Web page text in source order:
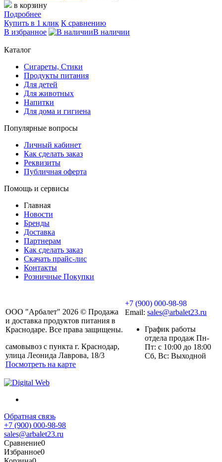
в корзину
Подробнее
Купить в 1 клик К сравнению
В избранное
В наличии
Каталог
Сигареты, Стики
Продукты питания
Для детей
Для животных
Напитки
Для дома и гигиена
Популярные вопросы
Личный кабинет
Как сделать заказ
Реквизиты
Публичная оферта
Помощь и сервисы
Главная
Новости
Бренды
Доставка
Партнерам
Как сделать заказ
Скачать прайс-лис
Контакты
Розничные Покупки
ООО "Арбалет" 2026 © Продажа
и доставка продуктов питания в
Краснодаре. Все права защищены.
самовывоз с пункта г. Краснодар,
улица Леонида Лаврова, 18/3
Посмотреть на карте
+7 (900) 000-98-98
Email: sales@arbalet23.ru
График работы
отдела продаж Пн-
Пт: с 10:00 до 18:00
Сб, Вс: Выходной
Обратная связь
+7 (900) 000-98-98
sales@arbalet23.ru
Сравнение0
Избранное0